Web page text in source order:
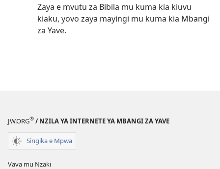
Zaya e mvutu za Bibila mu kuma kia kiuvu
kiaku, yovo zaya mayingi mu kuma kia Mbangi
za Yave.
JW.ORG® / NZILA YA INTERNETE YA MBANGI ZA YAVE
Singika e Mpwa
Vava mu Nzaki